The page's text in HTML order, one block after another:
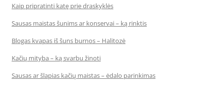
Kaip pripratinti katę prie draskyklės
Sausas maistas šunims ar konservai – ką rinktis
Blogas kvapas iš šuns burnos – Halitozė
Kačių mityba – ką svarbu žinoti
Sausas ar šlapias kačių maistas – ėdalo parinkimas